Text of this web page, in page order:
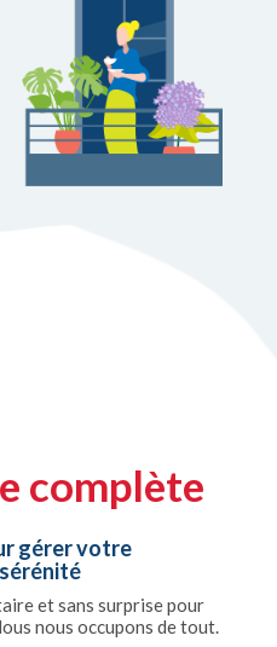
complète
gérer votre
et sans surprise pour
nous occupons de tout.